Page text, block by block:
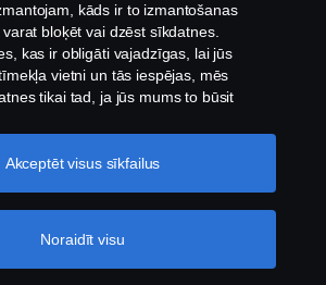
kāds ir to izmantošanas
bloķēt vai dzēst sīkdatnes.
kas ir obligāti vajadzīgas, lai jūs
vietni un tās iespējas, mēs
tikai tad, ja jūs mums to būsit
Noraidīt visu
Akceptēt visus sīkfailus